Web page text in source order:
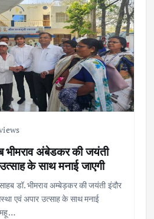
भीमराव अंबेडकर की जयंती
के साथ मनाई जाएगी
साहब डॉ. भीमराव अम्बेड़कर की जयंती इंदौर
एवं अपार उत्साह के साथ मनाई
महू…